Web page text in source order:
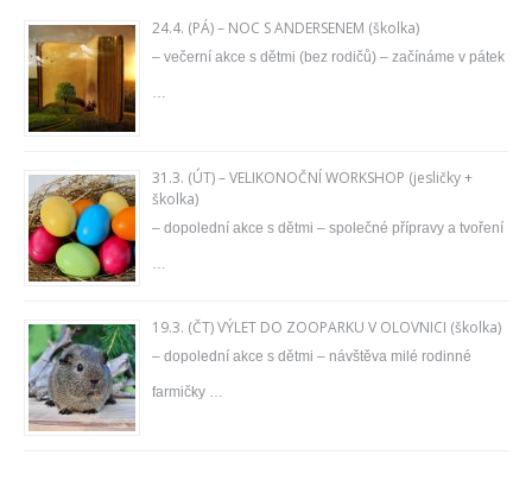
24.4. (PÁ) – NOC S ANDERSENEM (školka)
– večerní akce s dětmi (bez rodičů) – začínáme v pátek
…
31.3. (ÚT) – VELIKONOČNÍ WORKSHOP (jesličky +
školka)
– dopolední akce s dětmi – společné přípravy a tvoření
…
19.3. (ČT) VÝLET DO ZOOPARKU V OLOVNICI (školka)
– dopolední akce s dětmi – návštěva milé rodinné
farmičky …